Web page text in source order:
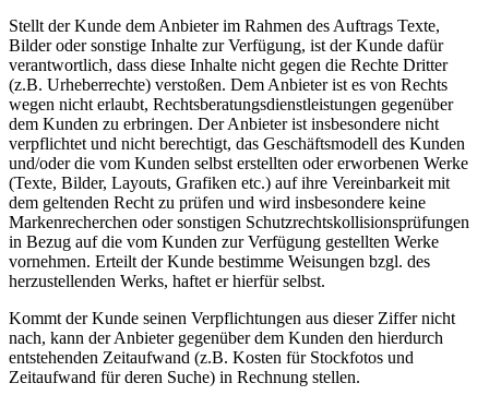
Stellt der Kunde dem Anbieter im Rahmen des Auftrags Texte,
Bilder oder sonstige Inhalte zur Verfügung, ist der Kunde dafür
verantwortlich, dass diese Inhalte nicht gegen die Rechte Dritter
(z.B. Urheberrechte) verstoßen. Dem Anbieter ist es von Rechts
wegen nicht erlaubt, Rechtsberatungsdienstleistungen gegenüber
dem Kunden zu erbringen. Der Anbieter ist insbesondere nicht
verpflichtet und nicht berechtigt, das Geschäftsmodell des Kunden
und/oder die vom Kunden selbst erstellten oder erworbenen Werke
(Texte, Bilder, Layouts, Grafiken etc.) auf ihre Vereinbarkeit mit
dem geltenden Recht zu prüfen und wird insbesondere keine
Markenrecherchen oder sonstigen Schutzrechtskollisionsprüfungen
in Bezug auf die vom Kunden zur Verfügung gestellten Werke
vornehmen. Erteilt der Kunde bestimme Weisungen bzgl. des
herzustellenden Werks, haftet er hierfür selbst.
Kommt der Kunde seinen Verpflichtungen aus dieser Ziffer nicht
nach, kann der Anbieter gegenüber dem Kunden den hierdurch
entstehenden Zeitaufwand (z.B. Kosten für Stockfotos und
Zeitaufwand für deren Suche) in Rechnung stellen.